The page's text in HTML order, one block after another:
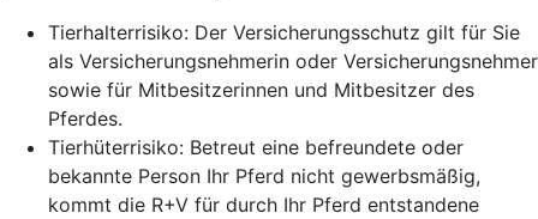
Tierhalterrisiko: Der Versicherungsschutz gilt für Sie
als Versicherungsnehmerin oder Versicherungsnehmer
sowie für Mitbesitzerinnen und Mitbesitzer des
Pferdes.
Tierhüterrisiko: Betreut eine befreundete oder
bekannte Person Ihr Pferd nicht gewerbsmäßig,
kommt die R+V für durch Ihr Pferd entstandene